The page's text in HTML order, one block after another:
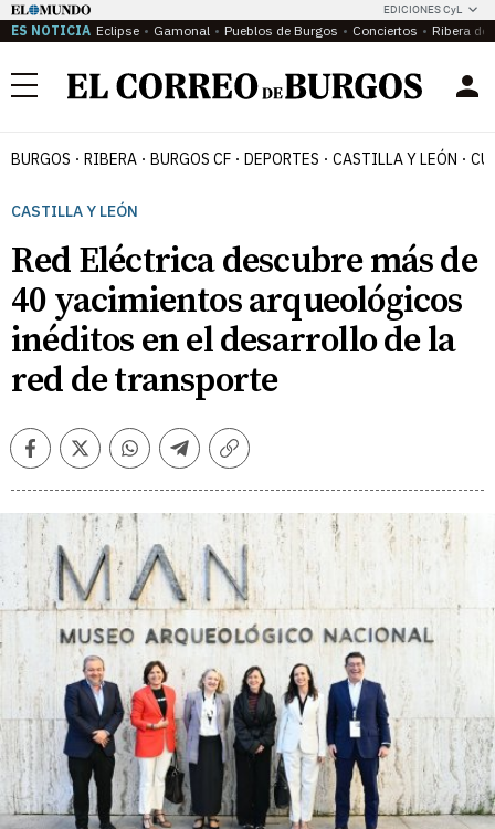
EDICIONES CyL
ES NOTICIA Eclipse Gamonal Pueblos de Burgos Conciertos Ribera del
Menú
BURGOS RIBERA BURGOS CF DEPORTES CASTILLA Y LEÓN
CASTILLA Y LEÓN
Red Eléctrica descubre más de
40 yacimientos arqueológicos
inéditos en el desarrollo de la
red de transporte
FacebookTwitterWhatsappTelegramCopiar